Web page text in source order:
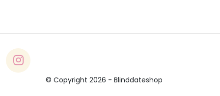
© Copyright 2026 - Blinddateshop